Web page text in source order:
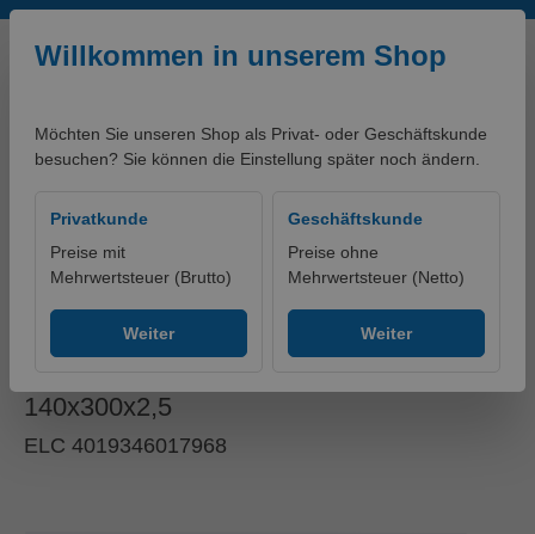
Zum Hauptinhalt springen
Willkommen in unserem Shop
Möchten Sie unseren Shop als Privat- oder Geschäftskunde
besuchen? Sie können die Einstellung später noch ändern.
Privatkunde
Preise mit
Mehrwertsteuer (Brutto)
Weiter
Geschäftskunde
Preise ohne
Mehrwertsteuer (Netto)
Weiter
Balkenschuh Typ I 05 Komb
140x300x2,5
ELC 4019346017968